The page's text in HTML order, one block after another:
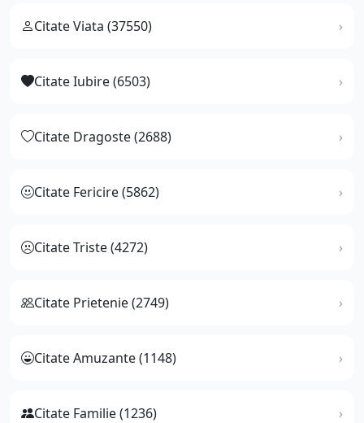
Citate Viata (37550)
Citate Iubire (6503)
Citate Dragoste (2688)
Citate Fericire (5862)
Citate Triste (4272)
Citate Prietenie (2749)
Citate Amuzante (1148)
Citate Familie (1236)